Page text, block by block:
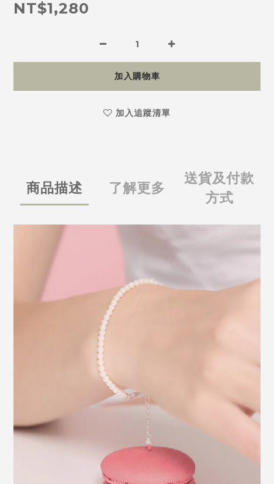
NT$1,280
加入購物車
加入追蹤清單
商品描述 了解更多
送貨及付款
方式